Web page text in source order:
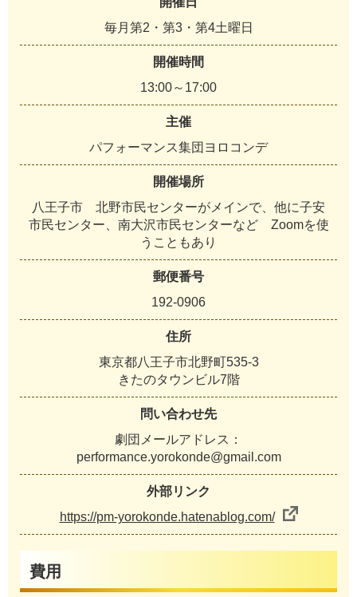
毎月第2・第3・第4土曜日
開催時間
13:00～17:00
主催
パフォーマンス集団ヨロコンデ
開催場所
八王子市 北野市民センターがメインで、他に子安
市民センター、南大沢市民センターなど Zoomを使
うこともあり
郵便番号
192-0906
住所
東京都八王子市北野町535-3
きたのタウンビル7階
問い合わせ先
劇団メールアドレス：
performance.yorokonde@gmail.com
外部リンク
https://pm-yorokonde.hatenablog.com/
費用